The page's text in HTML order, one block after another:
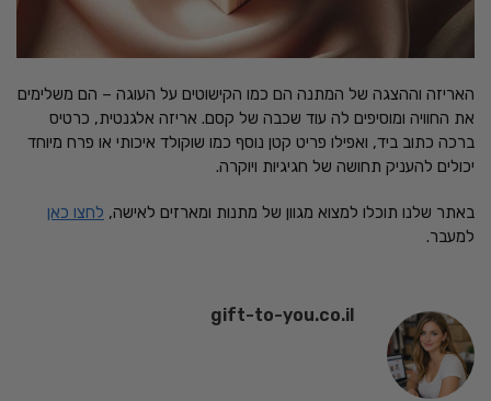
האריזה וההצגה של המתנה הם כמו הקישוטים על העוגה – הם משלימים
את החוויה ומוסיפים לה עוד שכבה של קסם. אריזה אלגנטית, כרטיס
ברכה כתוב ביד, ואפילו פריט קטן נוסף כמו שוקולד איכותי או פרח מיוחד
יכולים להעניק תחושה של חגיגיות ויוקרה.
באתר שלנו תוכלו למצוא מגוון של מתנות ומארזים לאישה, לחצו כאן
למעבר.
gift-to-you.co.il